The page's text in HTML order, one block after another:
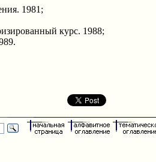
1981;
курс. 1988;